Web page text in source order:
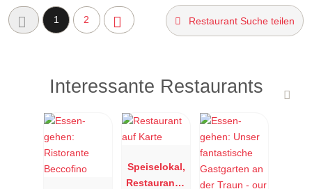
1 2 Restaurant Suche teilen
Interessante Restaurants
Speiselokal,
Restaurant "